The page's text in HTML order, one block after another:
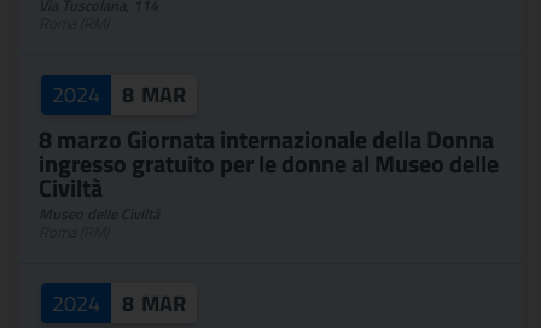
2024 8 MAR
8 marzo Giornata internazionale della Donna
ingresso gratuito per le donne al Museo delle
Civiltà
2024 8 MAR